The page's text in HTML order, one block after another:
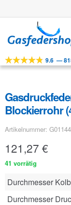
Navigation
springen
Inhalt
springen
Werkzeuge
Anwendungen
9.6 —
Blockierrohr
Artikelnummer:
121,27 €
41 vorrätig
Durchmesser
Durchmesser